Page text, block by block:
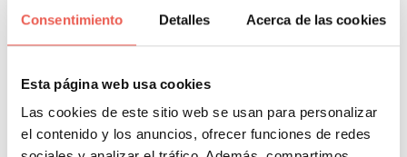
Consentimiento Detalles Acerca de las cookies
Esta página web usa cookies
Las cookies de este sitio web se usan para personalizar
el contenido y los anuncios, ofrecer funciones de redes
Encuentra los contratos centralizados.
contratos.
También es posible hacer búsquedas en el
contenido de los contratos empleando palabras